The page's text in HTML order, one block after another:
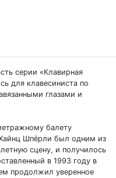
серии «Клавирная
для клавесиниста по
глазами и
балету
Шпёрли был одним из
сцену, и получилось
в 1993 году в
продолжил уверенное